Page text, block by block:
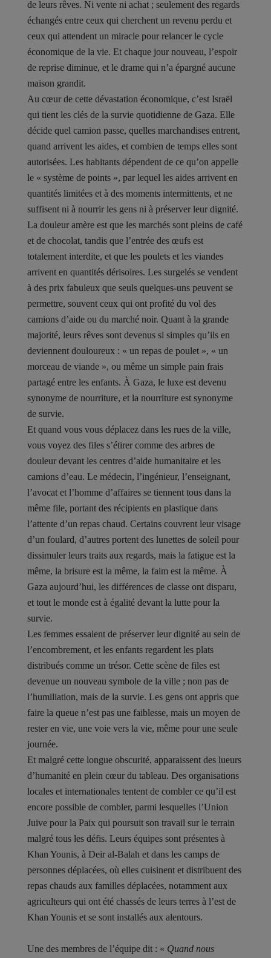
de leurs rêves. Ni vente ni achat ; seulement des regards
échangés entre ceux qui cherchent un revenu perdu et
ceux qui attendent un miracle pour relancer le cycle
économique de la vie. Et chaque jour nouveau, l’espoir
de reprise diminue, et le drame qui n’a épargné aucune
maison grandit.
Au cœur de cette dévastation économique, c’est Israël
qui tient les clés de la survie quotidienne de Gaza. Elle
décide quel camion passe, quelles marchandises entrent,
quand arrivent les aides, et combien de temps elles sont
autorisées. Les habitants dépendent de ce qu’on appelle
le « système de points », par lequel les aides arrivent en
quantités limitées et à des moments intermittents, et ne
suffisent ni à nourrir les gens ni à préserver leur dignité.
La douleur amère est que les marchés sont pleins de café
et de chocolat, tandis que l’entrée des œufs est
totalement interdite, et que les poulets et les viandes
arrivent en quantités dérisoires. Les surgelés se vendent
à des prix fabuleux que seuls quelques-uns peuvent se
permettre, souvent ceux qui ont profité du vol des
camions d’aide ou du marché noir. Quant à la grande
majorité, leurs rêves sont devenus si simples qu’ils en
deviennent douloureux : « un repas de poulet », « un
morceau de viande », ou même un simple pain frais
partagé entre les enfants. À Gaza, le luxe est devenu
synonyme de nourriture, et la nourriture est synonyme
de survie.
Et quand vous vous déplacez dans les rues de la ville,
vous voyez des files s’étirer comme des arbres de
douleur devant les centres d’aide humanitaire et les
camions d’eau. Le médecin, l’ingénieur, l’enseignant,
l’avocat et l’homme d’affaires se tiennent tous dans la
même file, portant des récipients en plastique dans
l’attente d’un repas chaud. Certains couvrent leur visage
d’un foulard, d’autres portent des lunettes de soleil pour
dissimuler leurs traits aux regards, mais la fatigue est la
même, la brisure est la même, la faim est la même. À
Gaza aujourd’hui, les différences de classe ont disparu,
et tout le monde est à égalité devant la lutte pour la
survie.
Les femmes essaient de préserver leur dignité au sein de
l’encombrement, et les enfants regardent les plats
distribués comme un trésor. Cette scène de files est
devenue un nouveau symbole de la ville ; non pas de
l’humiliation, mais de la survie. Les gens ont appris que
faire la queue n’est pas une faiblesse, mais un moyen de
rester en vie, une voie vers la vie, même pour une seule
journée.
Et malgré cette longue obscurité, apparaissent des lueurs
d’humanité en plein cœur du tableau. Des organisations
locales et internationales tentent de combler ce qu’il est
encore possible de combler, parmi lesquelles l’Union
Juive pour la Paix qui poursuit son travail sur le terrain
malgré tous les défis. Leurs équipes sont présentes à
Khan Younis, à Deir al‑Balah et dans les camps de
personnes déplacées, où elles cuisinent et distribuent des
repas chauds aux familles déplacées, notamment aux
agriculteurs qui ont été chassés de leurs terres à l’est de
Khan Younis et se sont installés aux alentours.
Une des membres de l’équipe dit : « Quand nous